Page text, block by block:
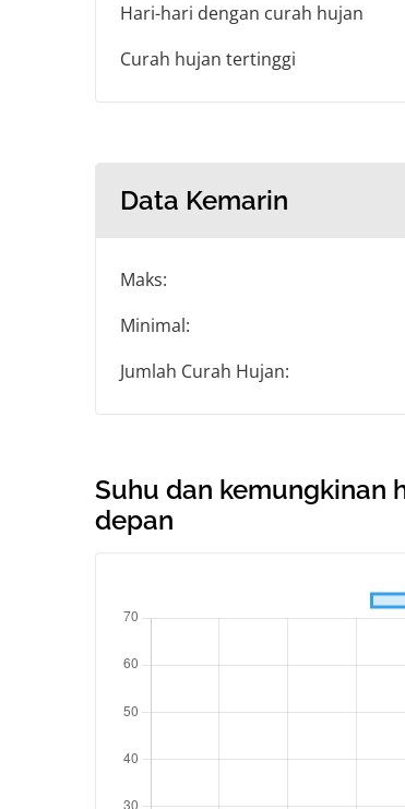
Hari-hari dengan curah hujan
Curah hujan tertinggi
Data Kemarin
Maks:
Minimal:
Jumlah Curah Hujan:
Suhu dan kemungkinan
depan